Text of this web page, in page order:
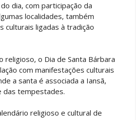
dia, com participação da
localidades, também
culturais ligadas à tradição
religioso, o Dia de Santa Bárbara
com manifestações culturais
a santa é associada a Iansã,
das tempestades.
religioso e cultural de